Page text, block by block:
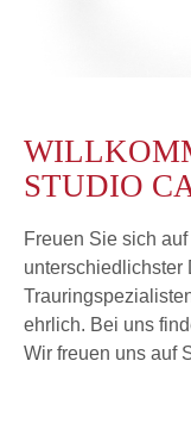
STUDIO
Freuen Sie sich
unterschiedlichster
ehrlich. Bei uns
Wir freuen uns auf